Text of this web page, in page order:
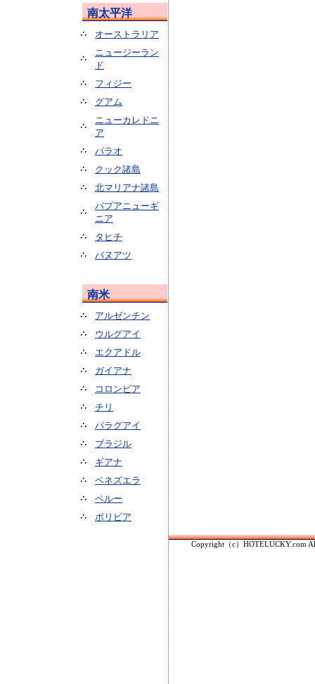
南太平洋
オーストラリア
ニュージーラン
ド
フィジー
グアム
ニューカレドニ
ア
パラオ
クック諸島
北マリアナ諸島
パプアニューギ
ニア
タヒチ
バヌアツ
南米
アルゼンチン
ウルグアイ
エクアドル
ガイアナ
コロンビア
チリ
パラグアイ
ブラジル
ギアナ
ベネズエラ
ペルー
ボリビア
Copyright（c）HOTELUCKY.com